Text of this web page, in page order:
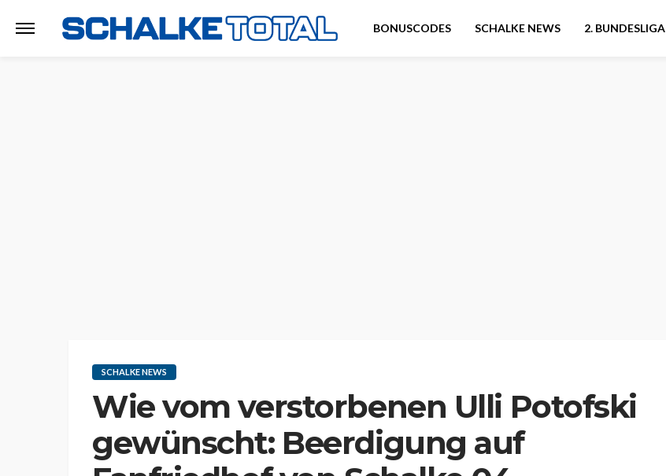
BONUSCODES SCHALKE NEWS 2. BUNDESLIGA
SCHALKE NEWS
Wie vom verstorbenen Ulli Potofski
gewünscht: Beerdigung auf